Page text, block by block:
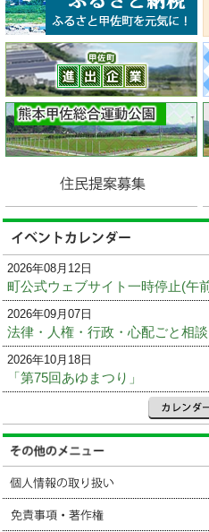
2026年08月12日
町公式ウェブサイト一時停止(午
2026年09月07日
法律・人権・行政・心配ごと相談
2026年10月18日
「第75回あゆまつり」